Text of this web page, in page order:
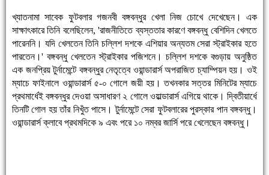
খ্যাতনামা সাবেক ফুটবলার গজনবী বঙ্গবন্ধুর খেলা নিজ চোখে দেখেছেন। এক
সাক্ষাৎকারে তিনি বলেছিলেন, 'রাজনীতিতে ব্যস্ততার কারণে বঙ্গবন্ধু বেশিদিন খেলতে
পারেননি। যদি খেলতেন তিনি চলি্লশ দশকে এশিয়ার অন্যতম সেরা স্ট্রাইকার হতে
পারতেন।' বঙ্গবন্ধু খেলতেন স্ট্রাইকার পজিশনে। চলি্লশ দশকে বগুড়ায় অনুষ্ঠিত
এক জনপ্রিয় টুর্নামেন্টে বঙ্গবন্ধুর নেতৃত্বে ওয়ান্ডারার্স অপরাজিত চ্যাম্পিয়ন হয়। ওই
ম্যাচে ফাইনালে ওয়ান্ডারার্স ৫-০ গোলে জয়ী হয়। তখনকার সত্তর মিনিটের ম্যাচে
প্রথমার্ধেই বঙ্গবন্ধুর দেওয়া অসাধারণ ২ গোলে ওয়াল্ডারার্স এগিয়ে থাকে। দ্বিতীয়ার্ধে
তিনটি গোল হয় তাঁর নিখুঁত পাসে। টুর্নামেন্টে সেরা ফুটবলারের পুরস্কার পান বঙ্গবন্ধু।
ওয়ান্ডারার্স ক্লাবে প্রথমদিকে ৯ এবং পরে ১০ নম্বর জার্সি পরে খেলেছেন বঙ্গবন্ধু।